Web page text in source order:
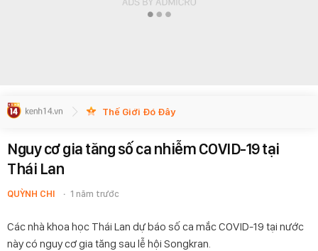
Thế Giới Đó Đây
Nguy cơ gia tăng số ca nhiễm COVID-19 tại
Thái Lan
QUỲNH CHI 1 năm trước
Các nhà khoa học Thái Lan dự báo số ca mắc COVID-19 tại nước
này có nguy cơ gia tăng sau lễ hội Songkran.